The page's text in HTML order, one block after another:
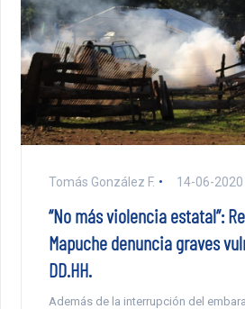
Tomás González F. 14-06-2020
“No más violencia estatal”:
Mapuche denuncia graves
DD.HH.
Además de la interrupción del